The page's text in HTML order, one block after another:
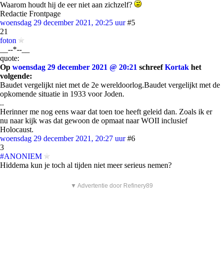
Waarom houdt hij de eer niet aan zichzelf?
Redactie Frontpage
woensdag 29 december 2021, 20:25 uur #5
21
foton
__--*--__
quote:
Op woensdag 29 december 2021 @ 20:21 schreefKortak het
volgende:
Baudet vergelijkt niet met de 2e wereldoorlog.Baudet vergelijkt met de
opkomende situatie in 1933 voor Joden.
..
Herinner me nog eens waar dat toen toe heeft geleid dan. Zoals ik er
nu naar kijk was dat gewoon de opmaat naar WOII inclusief
Holocaust.
woensdag 29 december 2021, 20:27 uur #6
3
#ANONIEM
Hiddema kun je toch al tijden niet meer serieus nemen?
▼ Advertentie door Refinery89